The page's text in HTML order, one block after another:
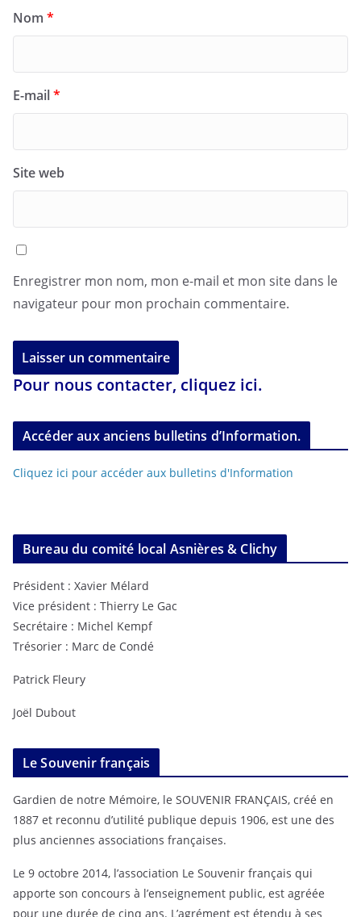
Nom *
E-mail*
Site web
Enregistrer mon nom, mon e-mail et mon site dans le
navigateur pour mon prochain commentaire.
Pour nous contacter, cliquez ici.
Accéder aux anciens bulletins d’Information.
Cliquez ici pour accéder aux bulletins d'Information
Bureau du comité local Asnières & Clichy
Président : Xavier Mélard
Vice président : Thierry Le Gac
Secrétaire : Michel Kempf
Trésorier : Marc de Condé
Patrick Fleury
Joël Dubout
Le Souvenir français
Gardien de notre Mémoire, le SOUVENIR FRANÇAIS, créé en
1887 et reconnu d’utilité publique depuis 1906, est une des
plus anciennes associations françaises.
Le 9 octobre 2014, l’association Le Souvenir français qui
apporte son concours à l’enseignement public, est agréée
pour une durée de cinq ans. L’agrément est étendu à ses